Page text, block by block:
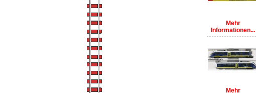
Mehr
Informationen...
Mehr